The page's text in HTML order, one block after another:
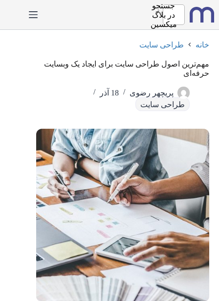
به
محتوا
جستجو
در بلاگ
میکسین
خانه طراحی سایت
مهم‌ترین اصول طراحی سایت برای ایجاد یک وبسایت
حرفه‌ای
پریچهر رضوی
18 آذر
طراحی سایت